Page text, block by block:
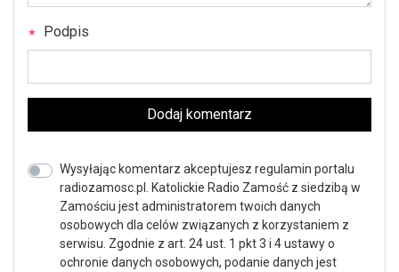
Podpis
Dodaj komentarz
Wysyłając komentarz akceptujesz regulamin portalu
radiozamosc.pl. Katolickie Radio Zamość z siedzibą w
Zamościu jest administratorem twoich danych
osobowych dla celów związanych z korzystaniem z
serwisu. Zgodnie z art. 24 ust. 1 pkt 3 i 4 ustawy o
ochronie danych osobowych, podanie danych jest